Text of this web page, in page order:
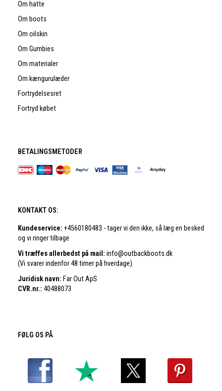
Om hatte
Om boots
Om oilskin
Om Gumbies
Om materialer
Om kængurulæder
Fortrydelsesret
Fortryd købet
BETALINGSMETODER
KONTAKT OS:
Kundeservice: +4560180483 - tager vi den ikke, så læg en besked
og vi ringer tilbage
Vi træffes allerbedst på mail: info@outbackboots.dk
(Vi svarer indenfor 48 timer på hverdage)
Juridisk navn: Far Out ApS
CVR.nr.: 40488073
FØLG OS PÅ